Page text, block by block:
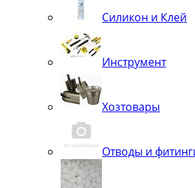
Силикон и Клей
Инструмент
Хозтовары
Отводы и